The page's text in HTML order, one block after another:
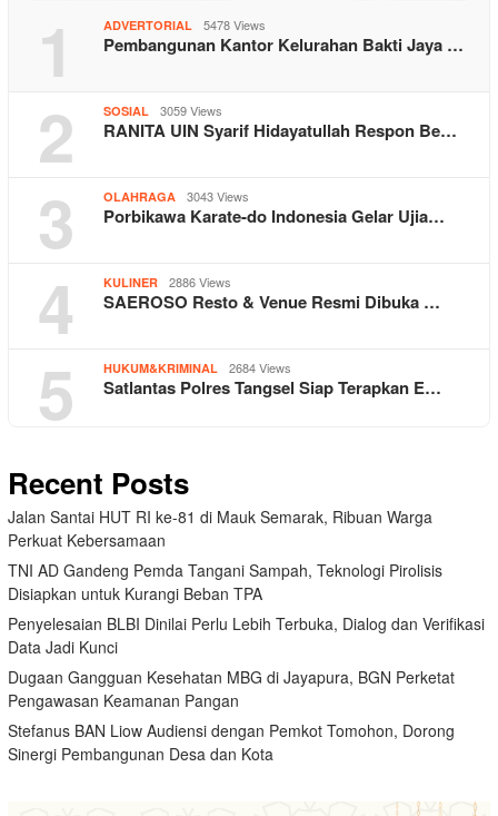
1 ADVERTORIAL 5478 Views
Pembangunan Kantor Kelurahan Bakti Jaya …
2 SOSIAL 3059 Views
RANITA UIN Syarif Hidayatullah Respon Be…
3 OLAHRAGA 3043 Views
Porbikawa Karate-do Indonesia Gelar Ujia…
4 KULINER 2886 Views
SAEROSO Resto & Venue Resmi Dibuka …
5 HUKUM&KRIMINAL 2684 Views
Satlantas Polres Tangsel Siap Terapkan E…
Recent Posts
Jalan Santai HUT RI ke-81 di Mauk Semarak, Ribuan Warga
Perkuat Kebersamaan
TNI AD Gandeng Pemda Tangani Sampah, Teknologi Pirolisis
Disiapkan untuk Kurangi Beban TPA
Penyelesaian BLBI Dinilai Perlu Lebih Terbuka, Dialog dan Verifikasi
Data Jadi Kunci
Dugaan Gangguan Kesehatan MBG di Jayapura, BGN Perketat
Pengawasan Keamanan Pangan
Stefanus BAN Liow Audiensi dengan Pemkot Tomohon, Dorong
Sinergi Pembangunan Desa dan Kota